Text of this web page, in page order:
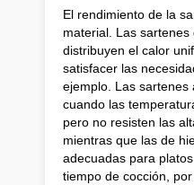
El rendimiento de la
material. Las
distribuyen el calor
satisfacer las
ejemplo. Las sartenes
cuando las
pero no resisten las
mientras que las de
adecuadas para
tiempo de cocción,